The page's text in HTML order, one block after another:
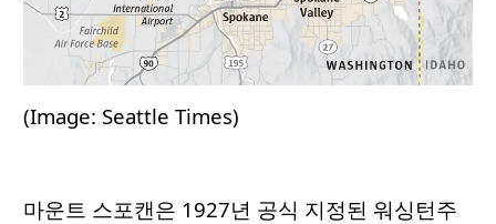
(Image: Seattle Times)
마운트 스포캔은 1927년 공식 지정된 워싱턴주